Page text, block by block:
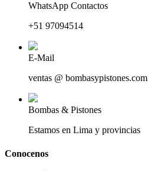
WhatsApp Contactos
+51 97094514
E-Mail
ventas @ bombasypistones.com
Bombas & Pistones
Estamos en Lima y provincias
Conocenos